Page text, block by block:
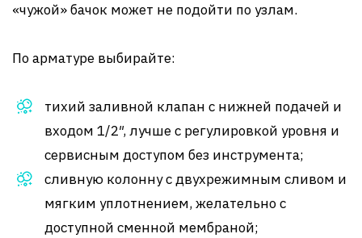
«чужой» бачок может не подойти по узлам.
По арматуре выбирайте:
тихий заливной клапан с нижней подачей и
входом 1/2″, лучше с регулировкой уровня и
сервисным доступом без инструмента;
сливную колонну с двухрежимным сливом и
мягким уплотнением, желательно с
доступной сменной мембраной;